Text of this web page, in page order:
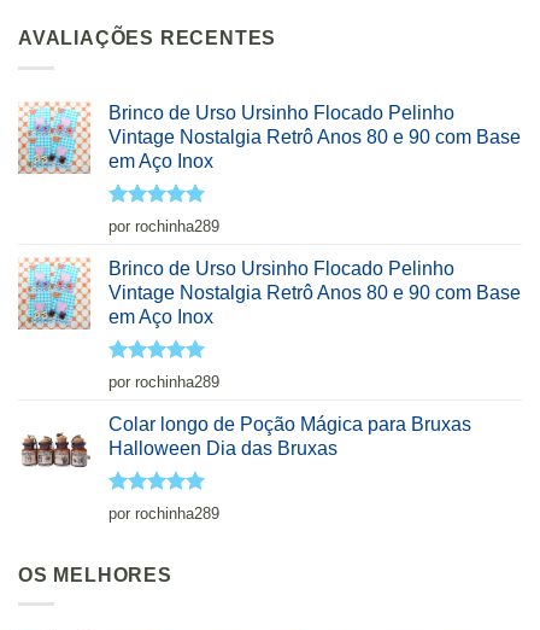
AVALIAÇÕES RECENTES
Brinco de Urso Ursinho Flocado Pelinho
Vintage Nostalgia Retrô Anos 80 e 90 com Base
em Aço Inox
Avaliação5
de 5
por rochinha289
Brinco de Urso Ursinho Flocado Pelinho
Vintage Nostalgia Retrô Anos 80 e 90 com Base
em Aço Inox
Avaliação5
de 5
por rochinha289
Colar longo de Poção Mágica para Bruxas
Halloween Dia das Bruxas
Avaliação5
de 5
por rochinha289
OS MELHORES